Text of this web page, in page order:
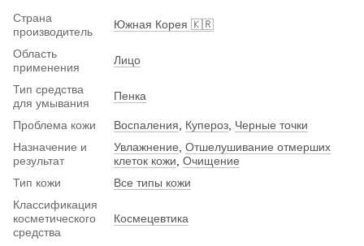
Страна
производитель
Южная Корея 🇰🇷
Область
применения
Лицо
Тип средства
для умывания
Пенка
Проблема кожи Воспаления Купероз Черные точки
Назначение и
результат
Увлажнение Отшелушивание отмерших
клеток кожи Очищение
Тип кожи
Все типы кожи
Классификация
косметического
средства
Космецевтика